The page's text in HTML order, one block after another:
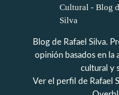
Blog de Rafael Silva.
opinión basados en la
cultural y
Ver el perfil de Rafael